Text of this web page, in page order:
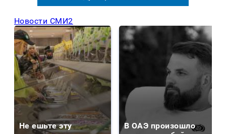
Новости СМИ2
Не ешьте эту
В ОАЭ произошло